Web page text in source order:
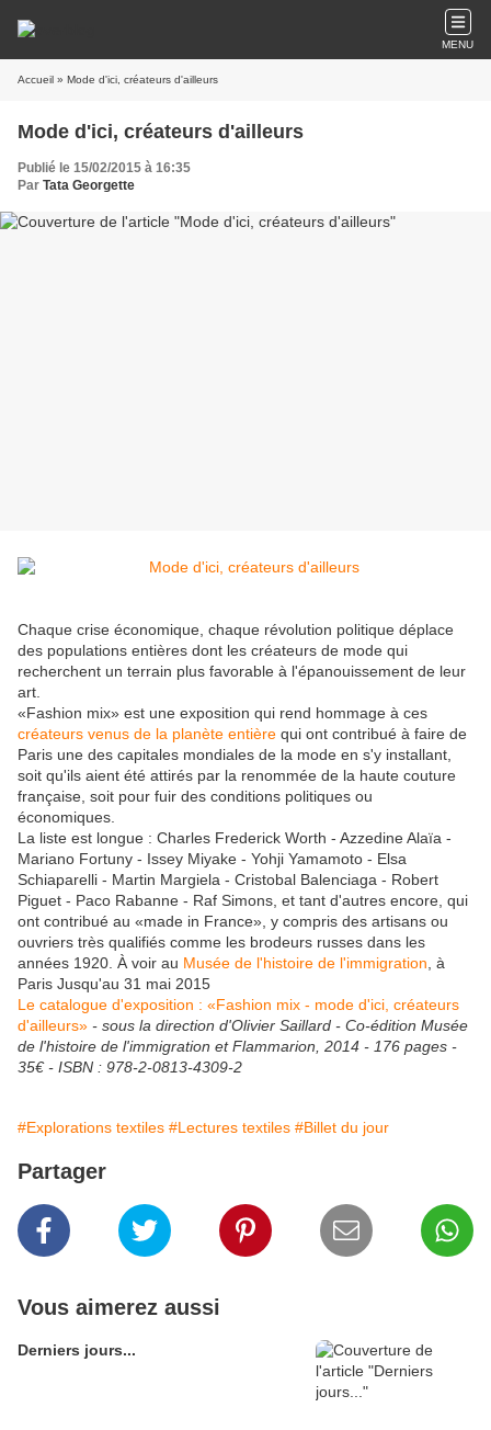
MENU
Accueil » Mode d'ici, créateurs d'ailleurs
Mode d'ici, créateurs d'ailleurs
Publié le 15/02/2015 à 16:35
Par Tata Georgette
Chaque crise économique, chaque révolution politique déplace
des populations entières dont les créateurs de mode qui
recherchent un terrain plus favorable à l'épanouissement de leur
art.
«Fashion mix» est une exposition qui rend hommage à ces
créateurs venus de la planète entière qui ont contribué à faire de
Paris une des capitales mondiales de la mode en s'y installant,
soit qu'ils aient été attirés par la renommée de la haute couture
française, soit pour fuir des conditions politiques ou
économiques.
La liste est longue : Charles Frederick Worth - Azzedine Alaïa -
Mariano Fortuny - Issey Miyake - Yohji Yamamoto - Elsa
Schiaparelli - Martin Margiela - Cristobal Balenciaga - Robert
Piguet - Paco Rabanne - Raf Simons, et tant d'autres encore, qui
ont contribué au «made in France», y compris des artisans ou
ouvriers très qualifiés comme les brodeurs russes dans les
années 1920. À voir au Musée de l'histoire de l'immigration , à
Paris Jusqu'au 31 mai 2015
Le catalogue d'exposition : «Fashion mix - mode d'ici, créateurs
d'ailleurs» - sous la direction d'Olivier Saillard - Co-édition Musée
de l'histoire de l'immigration et Flammarion, 2014 - 176 pages -
35€ - ISBN : 978-2-0813-4309-2
#Explorations textiles #Lectures textiles #Billet du jour
Partager
Vous aimerez aussi
Derniers jours...